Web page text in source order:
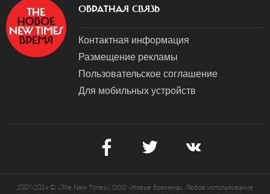
ОБРАТНАЯ СВЯЗЬ
Контактная информация
Размещение рекламы
Пользовательское соглашение
Для мобильных устройств
2007-2024 © «The New Times». ООО «Новые Времена». Любое использование